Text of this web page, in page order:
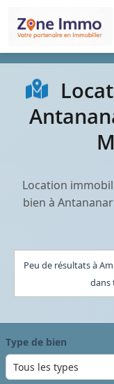
Location
bien à
Peu de résultats à
dans
Type de bien